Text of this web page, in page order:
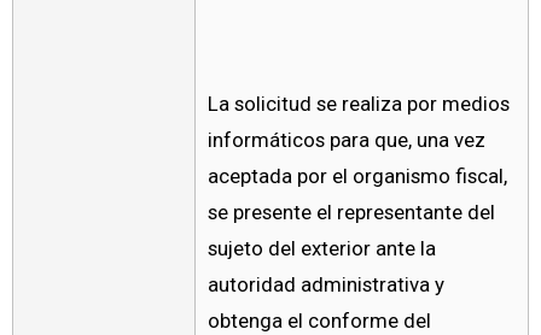
La solicitud se realiza por medios
informáticos para que, una vez
aceptada por el organismo fiscal,
se presente el representante del
sujeto del exterior ante la
autoridad administrativa y
obtenga el conforme del